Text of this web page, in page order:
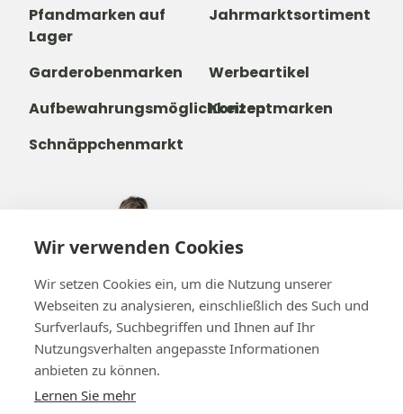
Wir verwenden Cookies
Wir setzen Cookies ein, um die Nutzung unserer
Webseiten zu analysieren, einschließlich des Such und
Surfverlaufs, Suchbegriffen und Ihnen auf Ihr
Nutzungsverhalten angepasste Informationen
anbieten zu können.
Lernen Sie mehr
Pfandmarken auf
Lager
Jahrmarktsortiment
Garderobenmarken
Werbeartikel
AufbewahrungsmöglichkeitenKonzeptmarken
Schnäppchenmarkt
+32488237146
info@b-token.eu
Facebook
Instagram
YouTube
LinkedIn